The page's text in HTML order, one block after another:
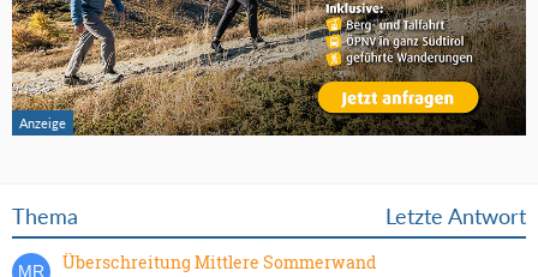
Thema Letzte Antwort
Überschreitung Mittlere Sommerwand